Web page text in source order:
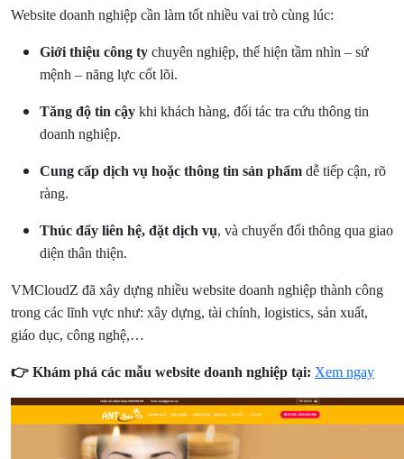
Website doanh nghiệp cần làm tốt nhiều vai trò cùng lúc:
Giới thiệu công ty chuyên nghiệp, thể hiện tầm nhìn – sứ
mệnh – năng lực cốt lõi.
Tăng độ tin cậy khi khách hàng, đối tác tra cứu thông tin
doanh nghiệp.
Cung cấp dịch vụ hoặc thông tin sản phẩm dễ tiếp cận, rõ
ràng.
Thúc đẩy liên hệ, đặt dịch vụ, và chuyển đổi thông qua giao
diện thân thiện.
VMCloudZ đã xây dựng nhiều website doanh nghiệp thành công
trong các lĩnh vực như: xây dựng, tài chính, logistics, sản xuất,
giáo dục, công nghệ,…
👉 Khám phá các mẫu website doanh nghiệp tại: Xem ngay